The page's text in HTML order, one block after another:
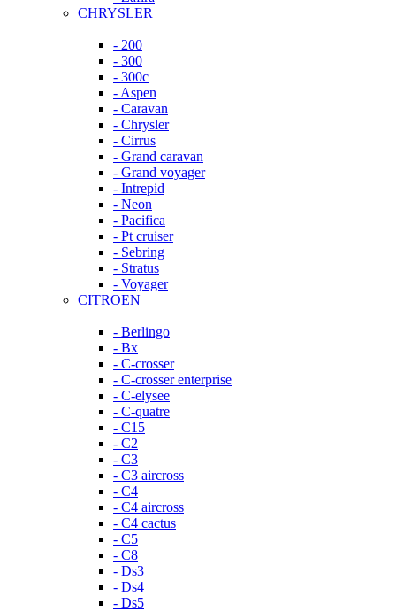
CHRYSLER
- 200
- 300
- 300c
- Aspen
- Caravan
- Chrysler
- Cirrus
- Grand caravan
- Grand voyager
- Intrepid
- Neon
- Pacifica
- Pt cruiser
- Sebring
- Stratus
- Voyager
CITROEN
- Berlingo
- Bx
- C-crosser
- C-crosser enterprise
- C-elysee
- C-quatre
- C15
- C2
- C3
- C3 aircross
- C4
- C4 aircross
- C4 cactus
- C5
- C8
- Ds3
- Ds4
- Ds5